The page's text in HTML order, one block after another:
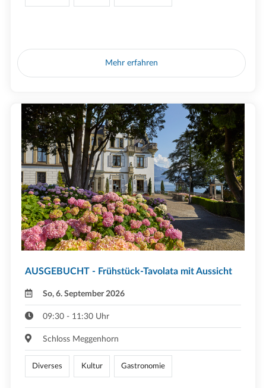
Mehr erfahren
AUSGEBUCHT - Frühstück-Tavolata mit Aussicht
So, 6. September 2026
09:30 - 11:30 Uhr
Schloss Meggenhorn
Diverses Kultur Gastronomie